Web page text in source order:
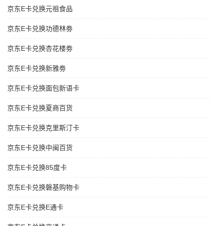
京东E卡兑换元祖食品
京东E卡兑换功德林劵
京东E卡兑换杏花楼劵
京东E卡兑换新雅劵
京东E卡兑换面包新语卡
京东E卡兑换夏商百货
京东E卡兑换克里斯汀卡
京东E卡兑换中闽百货
京东E卡兑换85度卡
京东E卡兑换磐基购物卡
京东E卡兑换E通卡